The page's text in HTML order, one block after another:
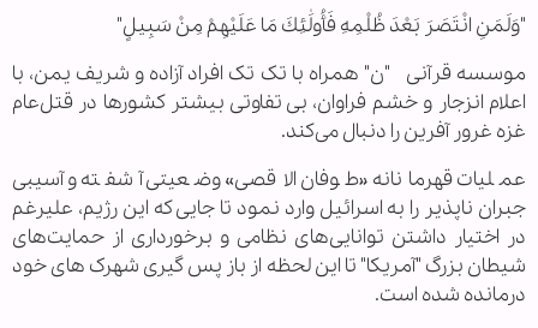
"وَلَمَنِ انْتَصَرَ بَعْدَ ظُلْمِهِ فَأُولَٰئِكَ مَا عَلَيْهِمْ مِنْ سَبِيلٍ"
موسسه قرآنی "ن" همراه با تک تک افراد آزاده و شریف یمن، با
اعلام انزجار و خشم فراوان، بی تفاوتی بیشتر کشورها در قتل‌عام
غزه غرور آفرین را دنبال می‌کند.
عملیات قهرمانانه «طوفان الاقصی» وضعیتی آشفته و آسیبی
جبران ناپذیر را به اسرائیل وارد نمود تا جایی که این رژیم، علیرغم
در اختیار داشتن توانایی‌های نظامی و برخورداری از حمایت‌های
شیطان بزرگ "آمریکا" تا این لحظه از باز پس گیری شهرک های خود
درمانده شده است.